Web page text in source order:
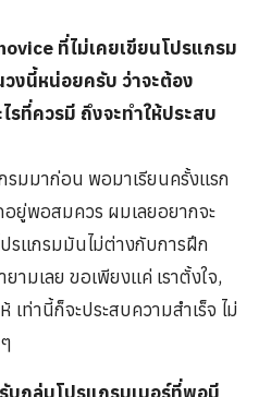
ที่ไม่เคยเขียนโปรแกรม
วงนี้หน่อยครับ ว่าจะต้อง
ที่ควรมี ถึงจะทำให้ประสบ
รมมาก่อน พอมาเรียนครั้งแรก
อยู่พอสมควร ผมเลยอยากจะ
รแกรมมันไม่ต่างกับการฝึก
มเลย ขอเพียงแค่ เราตั้งใจ,
เท่านี้ก็จะประสบความสำเร็จ ไม่
บกลุ่มโปรแกรมเมอร์ที่พอมี